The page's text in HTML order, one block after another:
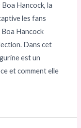
Hancock, la
les fans
Boa Hancock
Dans cet
est un
et comment elle